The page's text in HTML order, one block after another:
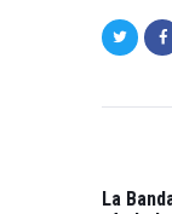
POST:
La